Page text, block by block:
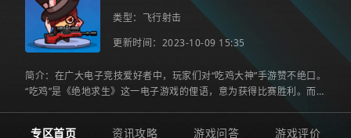
类型： 飞行射击
更新时间：2023-10-09 15:35
简介：在广大电子竞技爱好者中，玩家们对“吃鸡大神”手游赞不绝口。
“吃鸡”是《绝地求生》这一电子游戏的俚语，意为获得比赛胜利。而
专区首页 资讯攻略 游戏问答 游戏评价